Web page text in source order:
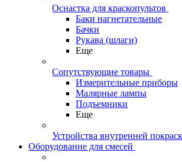
Оснастка для краскопультов
Баки нагнетательные
Бачки
Рукава (шлаги)
Еще
Сопутствующие товары
Измерительные приборы
Малярные лампы
Подъемники
Еще
Устройства внутренней
Оборудование для смесей